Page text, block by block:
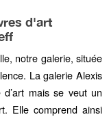
d'art
notre galerie, située
La galerie Alexis
mais se veut un
Elle comprend ainsi